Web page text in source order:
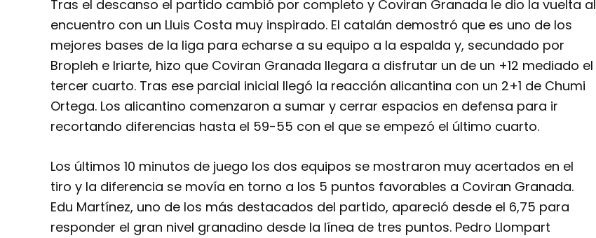
Tras el descanso el partido cambió por completo y Coviran Granada le dio la vuelta al
encuentro con un Lluis Costa muy inspirado. El catalán demostró que es uno de los
mejores bases de la liga para echarse a su equipo a la espalda y, secundado por
Bropleh e Iriarte, hizo que Coviran Granada llegara a disfrutar un de un +12 mediado el
tercer cuarto. Tras ese parcial inicial llegó la reacción alicantina con un 2+1 de Chumi
Ortega. Los alicantino comenzaron a sumar y cerrar espacios en defensa para ir
recortando diferencias hasta el 59-55 con el que se empezó el último cuarto.
Los últimos 10 minutos de juego los dos equipos se mostraron muy acertados en el
tiro y la diferencia se movía en torno a los 5 puntos favorables a Coviran Granada.
Edu Martínez, uno de los más destacados del partido, apareció desde el 6,75 para
responder el gran nivel granadino desde la línea de tres puntos. Pedro Llompart